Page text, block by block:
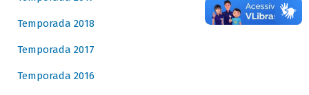
Temporada 2018
Temporada 2017
Temporada 2016